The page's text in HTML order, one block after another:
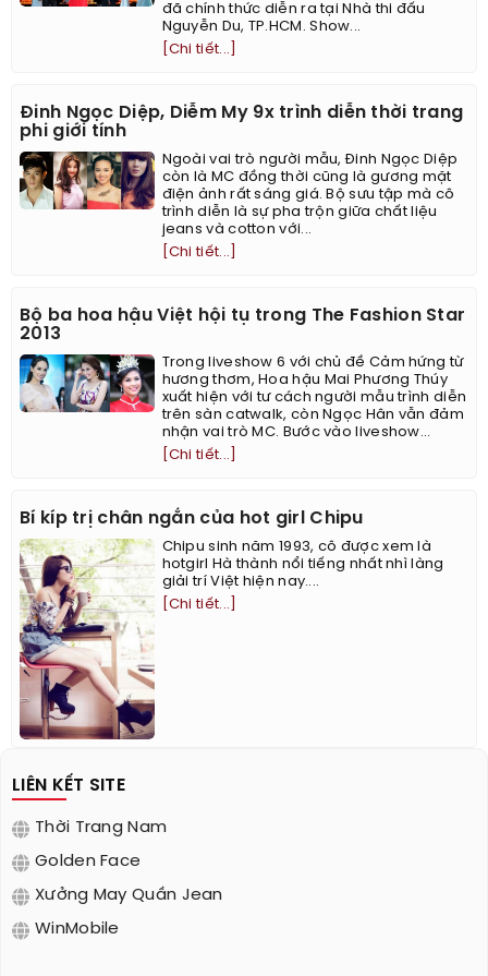
đã chính thức diễn ra tại Nhà thi đấu
Nguyễn Du, TP.HCM. Show...
[Chi tiết...]
Đinh Ngọc Diệp, Diễm My 9x trình diễn thời trang
phi giới tính
Ngoài vai trò người mẫu, Đinh Ngọc Diệp
còn là MC đồng thời cũng là gương mặt
điện ảnh rất sáng giá. Bộ sưu tập mà cô
trình diễn là sự pha trộn giữa chất liệu
jeans và cotton với...
[Chi tiết...]
Bộ ba hoa hậu Việt hội tụ trong The Fashion Star
2013
Trong liveshow 6 với chủ đề Cảm hứng từ
hương thơm, Hoa hậu Mai Phương Thúy
xuất hiện với tư cách người mẫu trình diễn
trên sàn catwalk, còn Ngọc Hân vẫn đảm
nhận vai trò MC. Bước vào liveshow...
[Chi tiết...]
Bí kíp trị chân ngắn của hot girl Chipu
Chipu sinh năm 1993, cô được xem là
hotgirl Hà thành nổi tiếng nhất nhì làng
giải trí Việt hiện nay....
[Chi tiết...]
LIÊN KẾT SITE
Thời Trang Nam
Golden Face
Xưởng May Quần Jean
WinMobile